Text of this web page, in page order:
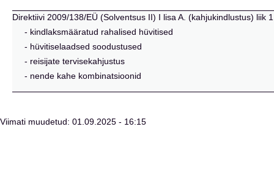
Direktiivi 2009/138/EÜ (Solventsus II) I lisa A. (kahjukindlustus)
- kindlaksmääratud rahalised hüvitised
- hüvitiselaadsed soodustused
- reisijate tervisekahjustus
- nende kahe kombinatsioonid
Viimati muudetud: 01.09.2025 - 16:15